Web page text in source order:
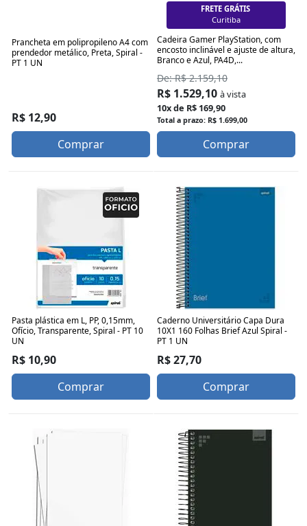
Prancheta em polipropileno A4 com
prendedor metálico, Preta, Spiral -
PT 1 UN
R$ 12,90
Comprar
FRETE GRÁTIS
Florianópolis
Cadeira Gamer PlayStation, com
encosto inclinável e ajuste de altura,
Branco e Azul, PA4D,...
De: R$ 2.159,10
R$ 1.529,10 à vista
10x de R$ 169,90
Total a prazo: R$ 1.699,00
Comprar
Pasta plástica em L, PP, 0,15mm,
Ofício, Transparente, Spiral - PT 10
UN
R$ 10,90
Comprar
Caderno Universitário Capa Dura
10X1 160 Folhas Brief Azul Spiral -
PT 1 UN
R$ 27,70
Comprar